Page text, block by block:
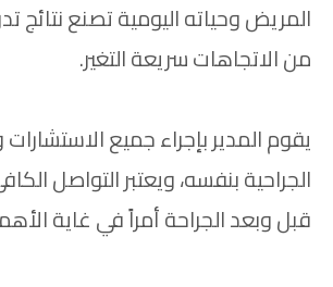
المريض وحياته اليومية تصنع نتائج
من الاتجاهات سريعة التغير.
يقوم المدير بإجراء جميع
الجراحية بنفسه، ويعتبر التواصل
قبل وبعد الجراحة أمراً في غاية